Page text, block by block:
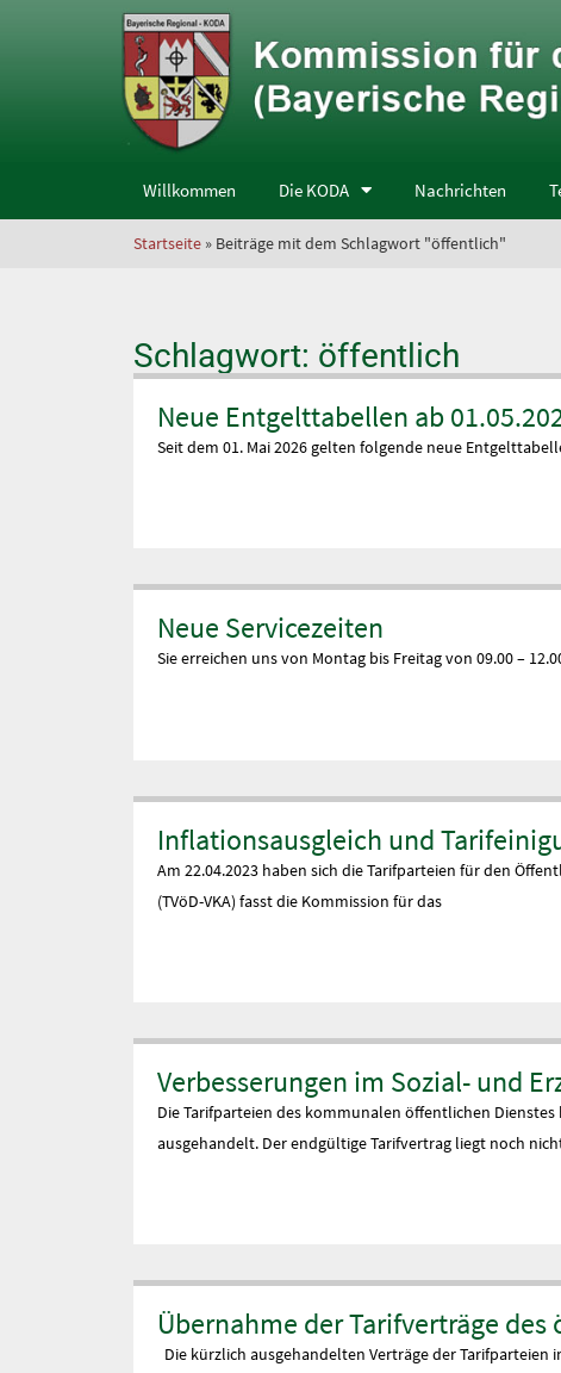
Willkommen Die KODA Nachrichten
Startseite » Beiträge mit dem Schlagwort "öffentlich"
Schlagwort: öffentlich
Neue Entgelttabellen ab
Seit dem 01. Mai 2026 gelten folgende neue
Neue Servicezeiten
Sie erreichen uns von Montag bis Freitag von 09.00 –
Inflationsausgleich und
Am 22.04.2023 haben sich die Tarifparteien für den
(TVöD-VKA) fasst die Kommission für das
Verbesserungen im Sozial- und
Die Tarifparteien des kommunalen öffentlichen
ausgehandelt. Der endgültige Tarifvertrag liegt noch
Übernahme der Tarifverträge
Die kürzlich ausgehandelten Verträge der Tarifparteien